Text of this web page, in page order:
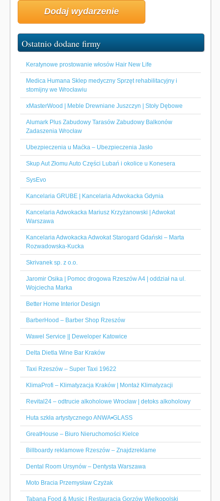
Dodaj wydarzenie
Ostatnio dodane firmy
Keratynowe prostowanie włosów Hair New Life
Medica Humana Sklep medyczny Sprzęt rehabilitacyjny i
stomijny we Wrocławiu
xMasterWood | Meble Drewniane Juszczyn | Stoły Dębowe
Alumark Plus Zabudowy Tarasów Zabudowy Balkonów
Zadaszenia Wrocław
Ubezpieczenia u Maćka – Ubezpieczenia Jasło
Skup Aut Złomu Auto Części Lubań i okolice u Konesera
SysEvo
Kancelaria GRUBE | Kancelaria Adwokacka Gdynia
Kancelaria Adwokacka Mariusz Krzyżanowski | Adwokat
Warszawa
Kancelaria Adwokacka Adwokat Starogard Gdański – Marta
Rozwadowska-Kucka
Skrivanek sp. z o.o.
Jaromir Osika | Pomoc drogowa Rzeszów A4 | oddział na ul.
Wojciecha Marka
Better Home Interior Design
BarberHood – Barber Shop Rzeszów
Wawel Service || Deweloper Katowice
Delta Dietla Wine Bar Kraków
Taxi Rzeszów – Super Taxi 19622
KlimaProfi – Klimatyzacja Kraków | Montaż Klimatyzacji
Revital24 – odtrucie alkoholowe Wrocław | detoks alkoholowy
Huta szkła artystycznego ANWA•GLASS
GreatHouse – Biuro Nieruchomości Kielce
Billboardy reklamowe Rzeszów – Znajdzreklame
Dental Room Ursynów – Dentysta Warszawa
Moto Bracia Przemysław Czyżak
Tabana Food & Music | Restauracja Gorzów Wielkopolski